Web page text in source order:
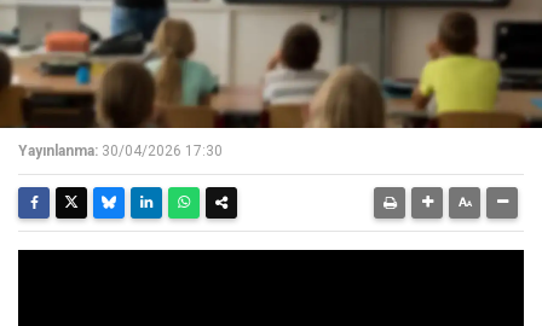
Yayınlanma: 30/04/2026 17:30